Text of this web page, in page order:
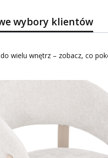
wybory klientów
wielu wnętrz – zobacz, co